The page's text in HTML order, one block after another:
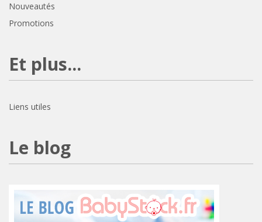
Nouveautés
Promotions
Et plus...
Liens utiles
Le blog